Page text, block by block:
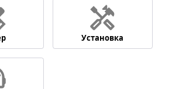
Установка